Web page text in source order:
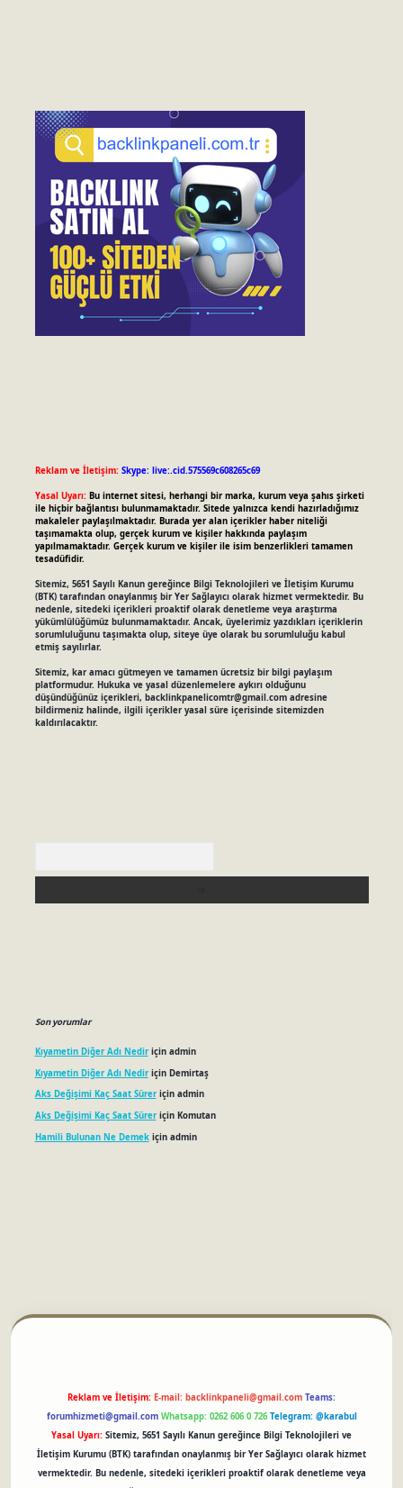
Reklam ve İletişim: Skype: live:.cid.575569c608265c69
Yasal Uyarı: Bu internet sitesi, herhangi bir marka, kurum veya şahıs şirketi
ile hiçbir bağlantısı bulunmamaktadır. Sitede yalnızca kendi hazırladığımız
makaleler paylaşılmaktadır. Burada yer alan içerikler haber niteliği
taşımamakta olup, gerçek kurum ve kişiler hakkında paylaşım
yapılmamaktadır. Gerçek kurum ve kişiler ile isim benzerlikleri tamamen
tesadüfidir.
Sitemiz, 5651 Sayılı Kanun gereğince Bilgi Teknolojileri ve İletişim Kurumu
(BTK) tarafından onaylanmış bir Yer Sağlayıcı olarak hizmet vermektedir. Bu
nedenle, sitedeki içerikleri proaktif olarak denetleme veya araştırma
yükümlülüğümüz bulunmamaktadır. Ancak, üyelerimiz yazdıkları içeriklerin
sorumluluğunu taşımakta olup, siteye üye olarak bu sorumluluğu kabul
etmiş sayılırlar.
Sitemiz, kar amacı gütmeyen ve tamamen ücretsiz bir bilgi paylaşım
platformudur. Hukuka ve yasal düzenlemelere aykırı olduğunu
düşündüğünüz içerikleri, backlinkpanelicomtr@gmail.comadresine
bildirmeniz halinde, ilgili içerikler yasal süre içerisinde sitemizden
kaldırılacaktır.
Son yorumlar
Kıyametin Diğer Adı Nediriçin admin
Kıyametin Diğer Adı Nediriçin Demirtaş
Aks Değişimi Kaç Saat Süreriçin admin
Aks Değişimi Kaç Saat Süreriçin Komutan
Hamili Bulunan Ne Demekiçin admin
Reklam ve İletişim: E-mail: backlinkpaneli@gmail.com Teams:
forumhizmeti@gmail.com Whatsapp: 0262 606 0 726 Telegram: @karabul
Yasal Uyarı: Sitemiz, 5651 Sayılı Kanun gereğince Bilgi Teknolojileri ve
İletişim Kurumu (BTK) tarafından onaylanmış bir Yer Sağlayıcı olarak hizmet
vermektedir. Bu nedenle, sitedeki içerikleri proaktif olarak denetleme veya